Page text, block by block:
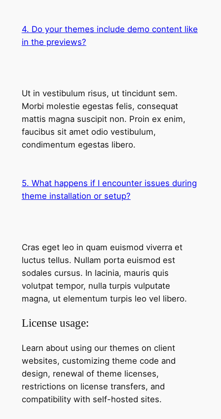
4. Do your themes include demo content like
in the previews?
Ut in vestibulum risus, ut tincidunt sem.
Morbi molestie egestas felis, consequat
mattis magna suscipit non. Proin ex enim,
faucibus sit amet odio vestibulum,
condimentum egestas libero.
5. What happens if I encounter issues during
theme installation or setup?
Cras eget leo in quam euismod viverra et
luctus tellus. Nullam porta euismod est
sodales cursus. In lacinia, mauris quis
volutpat tempor, nulla turpis vulputate
magna, ut elementum turpis leo vel libero.
License usage:
Learn about using our themes on client
websites, customizing theme code and
design, renewal of theme licenses,
restrictions on license transfers, and
compatibility with self-hosted sites.